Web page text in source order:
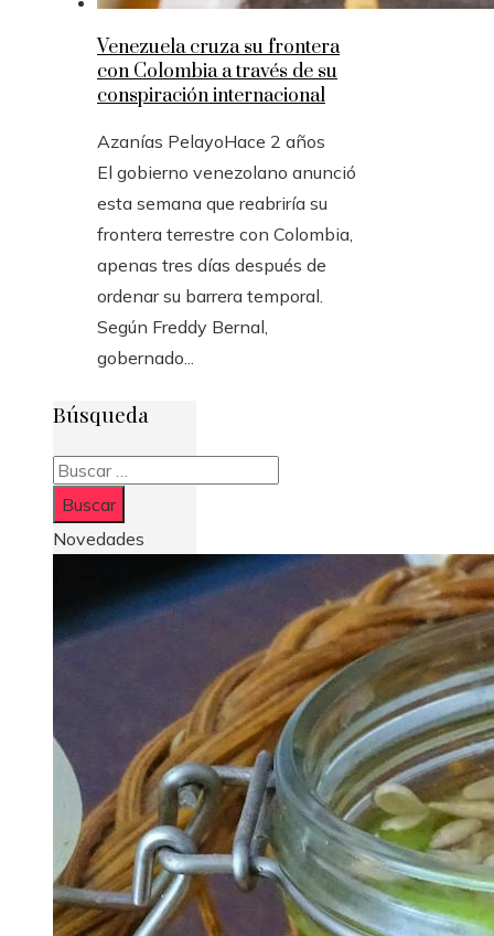
Venezuela cruza su frontera
con Colombia a través de su
conspiración internacional
Azanías PelayoHace 2 años
El gobierno venezolano anunció
esta semana que reabriría su
frontera terrestre con Colombia,
apenas tres días después de
ordenar su barrera temporal.
Según Freddy Bernal,
gobernado...
Búsqueda
Buscar:
Novedades